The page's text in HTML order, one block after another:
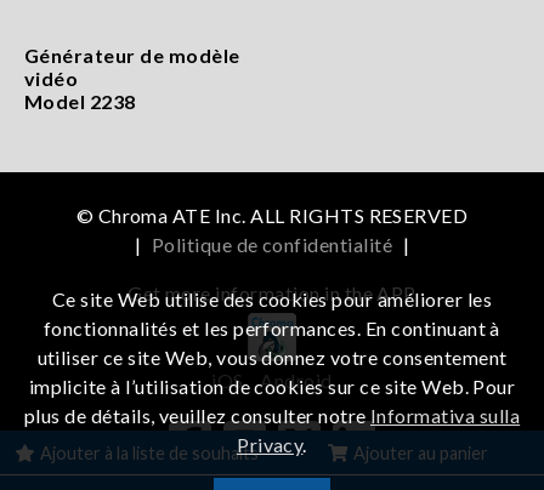
Générateur de modèle
vidéo
Model 2238
Ajouter à la liste de souhaits Ajouter au panier
© Chroma ATE Inc. ALL RIGHTS RESERVED
| Politique de confidentialité |
Get more information in the APP
iOS Android
Ce site Web utilise des cookies pour améliorer les
fonctionnalités et les performances. En continuant à
utiliser ce site Web, vous donnez votre consentement
implicite à l’utilisation de cookies sur ce site Web. Pour
plus de détails, veuillez consulter notreInformativa sulla
Privacy.